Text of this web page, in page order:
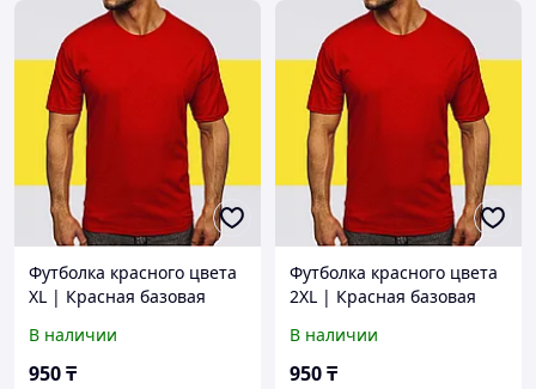
Футболка красного цвета
XL | Красная базовая
плотности) | Футболка
унисекс хлопок
В наличии
950₸
Футболка красного цвета
2XL | Красная базовая
плотности) | Футболка
унисекс хлопок
В наличии
950₸